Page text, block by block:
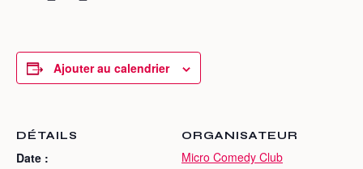
Ajouter au calendrier
DÉTAILS
Date :
ORGANISATEUR
Micro Comedy Club